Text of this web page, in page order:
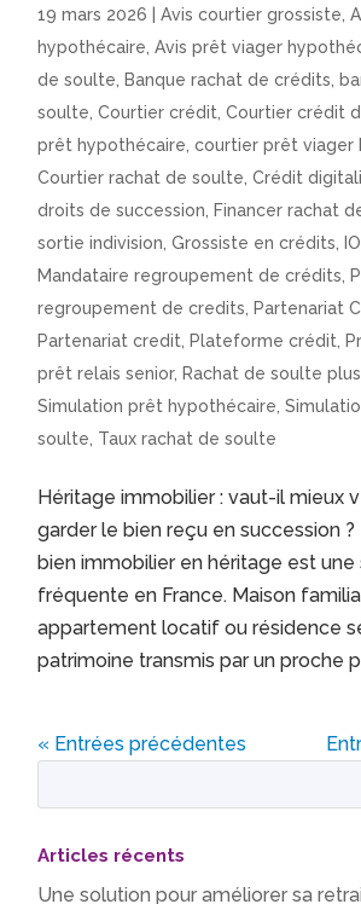
19 mars 2026 |Avis courtier grossiste ,
hypothécaire ,Avis prêt viager
de soulte
Banque rachat de crédits
soulte ,Courtier crédit ,Courtier crédit
prêt hypothécaire ,courtier prêt viager
Courtier rachat de soulte ,Crédit
droits de succession
Financer rachat
sortie indivision ,Grossiste en crédits
Mandataire regroupement de crédits
regroupement de credits
Partenariat
Partenariat credit
Plateforme crédit
prêt relais senior, Rachat de soulte
Simulation prêt hypothécaire ,
soulte Taux rachat de soulte
Héritage immobilier : vaut-il mieux
garder le bien reçu en succession ?
bien immobilier en héritage est une
fréquente en France. Maison
appartement locatif ou résidence
patrimoine transmis par un proche
« Entrées précédentes
Articles récents
Une solution pour améliorer sa